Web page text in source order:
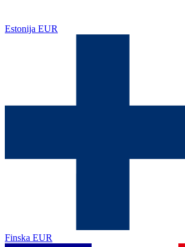
Estonija EUR
Finska EUR